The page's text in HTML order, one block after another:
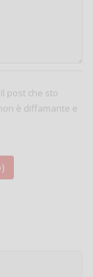
Il post che sto
è diffamante e